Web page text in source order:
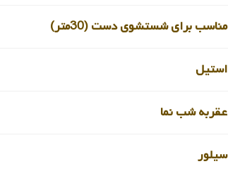
مناسب برای شستشوی دست (30متر)
استیل
عقربه شب نما
سیلور